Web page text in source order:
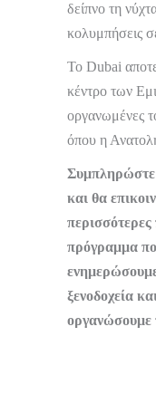
δείπνο τη
κολυμπήσεις
Το Dubai
κέντρο των
οργανωμένες
όπου η
Συμπληρώστε
και θα
πρόγραμμα
ξενοδοχεία
οργανώσουμε